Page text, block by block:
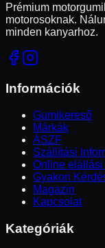
Prémium
motorosoknak.
minden kanyarhoz.
Információk
Gumikereső
Márkák
ÁSZF
Szállítási
Online
Gyakori
Magazin
Kapcsolat
Kategóriák